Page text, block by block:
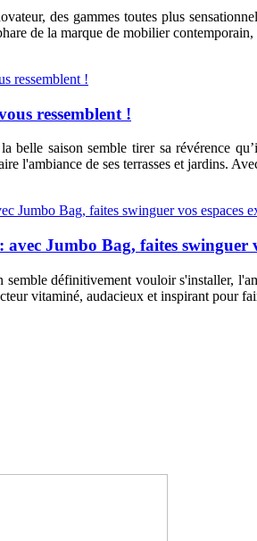
des gammes toutes plus
de la marque de mobilier
ressemblent !
belle saison semble tirer sa révérence
l'ambiance de ses terrasses et jardins.
Jumbo Bag, faites swinguer
semble définitivement vouloir s'installer,
vitaminé, audacieux et inspirant pour